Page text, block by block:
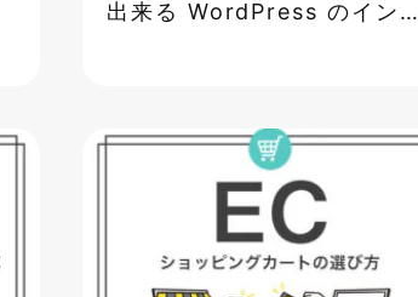
出来る WordPress のインス